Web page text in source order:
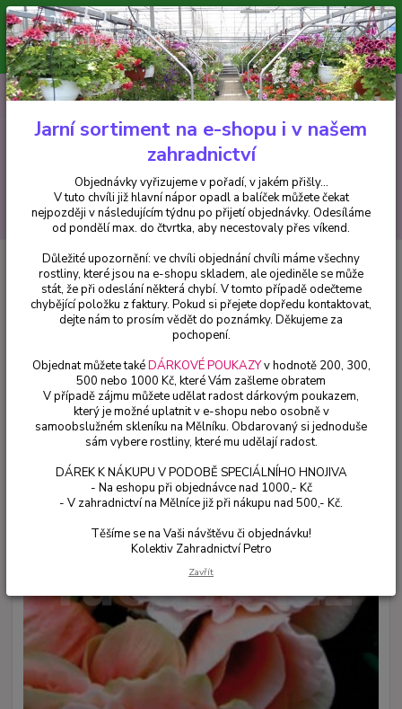
Minimální hodnota pro odeslání z e-shopu je 300 Kč.
V tuto chvíli již hlavní nápor objednávek opadl a balíček můžete čekat
nejpozději v následujícím týdnu po přijetí objednávky. Objednávky
vyřizujeme v pořadí, v jakém přišly...
CZK
Hledat
+420 602 223 614 0ks
za0 Kč
Begonie
Begonie velkokvětá-lososově růžová - cena za kus v 3-
kusovém balení
Begonie velkokvětá-lososově
růžová - cena za kus v 3-kusovém
balení
Jarní sortiment na e-shopu i v našem
zahradnictví
Objednávky vyřizujeme v pořadí, v jakém přišly...
V tuto chvíli již hlavní nápor opadl a balíček můžete čekat
nejpozději v následujícím týdnu po přijetí objednávky. Odesíláme
od pondělí max. do čtvrtka, aby necestovaly přes víkend.
Důležité upozornění: ve chvíli objednání chvíli máme všechny
rostliny, které jsou na e-shopu skladem, ale ojediněle se může
stát, že při odeslání některá chybí. V tomto případě odečteme
chybějící položku z faktury. Pokud si přejete dopředu kontaktovat,
dejte nám to prosím vědět do poznámky. Děkujeme za
pochopení.
Objednat můžete takéDÁRKOVÉ POUKAZYv hodnotě 200, 300,
500 nebo 1000 Kč, které Vám zašleme obratem
V případě zájmu můžete udělat radost dárkovým poukazem,
který je možné uplatnit v e-shopu nebo osobně v
samoobslužném skleníku na Mělníku. Obdarovaný si jednoduše
sám vybere rostliny, které mu udělají radost.
DÁREK K NÁKUPU V PODOBĚ SPECIÁLNÍHO HNOJIVA
- Na eshopu při objednávce nad 1000,- Kč
- V zahradnictví na Mělníce již při nákupu nad 500,- Kč.
Těšíme se na Vaši návštěvu či objednávku!
Kolektiv Zahradnictví Petro
Zavřít